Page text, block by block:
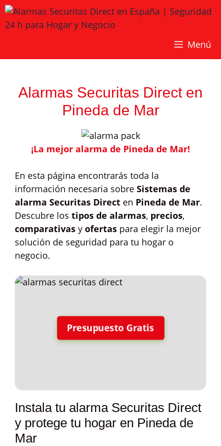
Saltar
al
contenido
Menú
Alarmas Securitas Direct en
Pineda de Mar
¡La mejor alarma de Pineda de Mar!
En esta página encontrarás toda la
información necesaria sobre Sistemas de
alarma Securitas Direct en Pineda de Mar.
Descubre los tipos de alarmas, precios,
comparativas y ofertas para elegir la mejor
solución de seguridad para tu hogar o
negocio.
Presupuesto Gratis
Instala tu alarma Securitas Direct
y protege tu hogar en Pineda de
Mar